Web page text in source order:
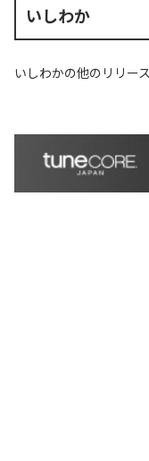
いしわか
いしわかの他のリリース